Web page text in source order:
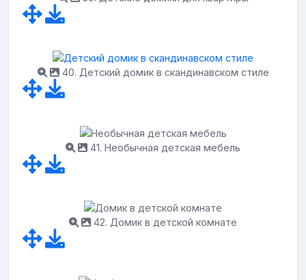
40. Детский домик в скандинавском стиле
41. Необычная детская мебель
42. Домик в детской комнате